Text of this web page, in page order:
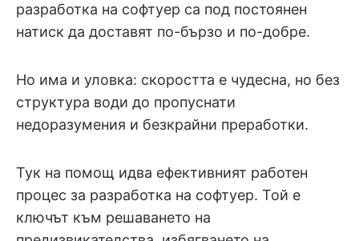
разработка на софтуер са под постоянен
натиск да доставят по-бързо и по-добре.
Но има и уловка: скоростта е чудесна, но без
структура води до пропуснати
недоразумения и безкрайни преработки.
Тук на помощ идва ефективният работен
процес за разработка на софтуер. Той е
ключът към решаването на